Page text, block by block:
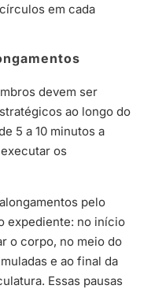
em cada
devem ser
ao longo do
5 a 10 minutos a
os
pelo
expediente: no início
o corpo, no meio do
e ao final da
Essas pausas